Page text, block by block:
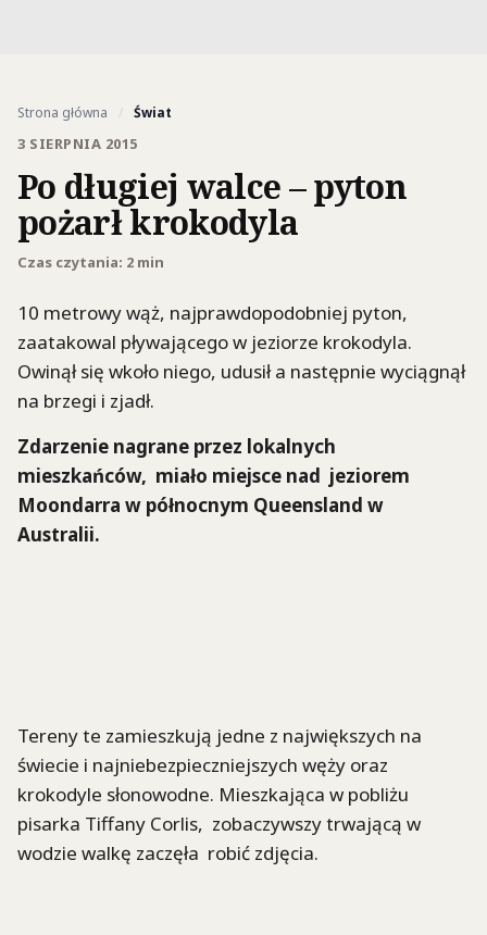
Strona główna / Świat
3 SIERPNIA 2015
Po długiej walce – pyton
pożarł krokodyla
Czas czytania: 2 min
10 metrowy wąż, najprawdopodobniej pyton,
zaatakowal pływającego w jeziorze krokodyla.
Owinął się wkoło niego, udusił a następnie wyciągnął
na brzegi i zjadł.
Zdarzenie nagrane przez lokalnych
mieszkańców, miało miejsce nad jeziorem
Moondarra w północnym Queensland w
Australii.
Tereny te zamieszkują jedne z największych na
świecie i najniebezpieczniejszych węży oraz
krokodyle słonowodne. Mieszkająca w pobliżu
pisarka Tiffany Corlis, zobaczywszy trwającą w
wodzie walkę zaczęła robić zdjęcia.